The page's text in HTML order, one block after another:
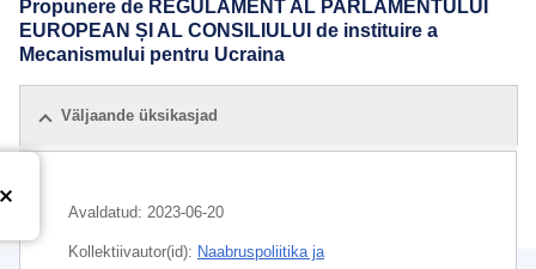
Propunere de REGULAMENT AL PARLAMENTULUI
EUROPEAN ȘI AL CONSILIULUI de instituire a
Mecanismului pentru Ucraina
Väljaande üksikasjad
Avaldatud: 2023-06-20
Kollektiivautor(id): Naabruspoliitika ja